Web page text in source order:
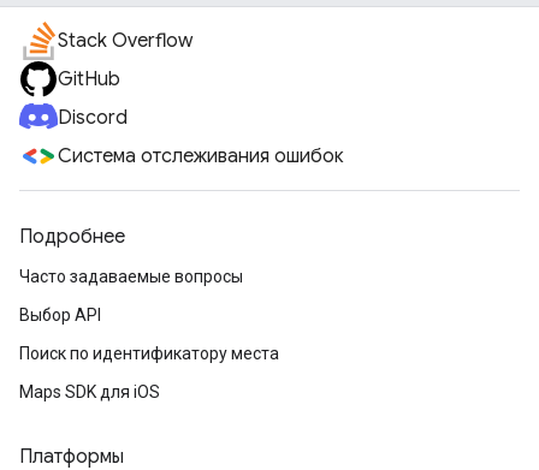
Stack Overflow
GitHub
Discord
Система отслеживания ошибок
Подробнее
Часто задаваемые вопросы
Выбор API
Поиск по идентификатору места
Maps SDK для iOS
Платформы